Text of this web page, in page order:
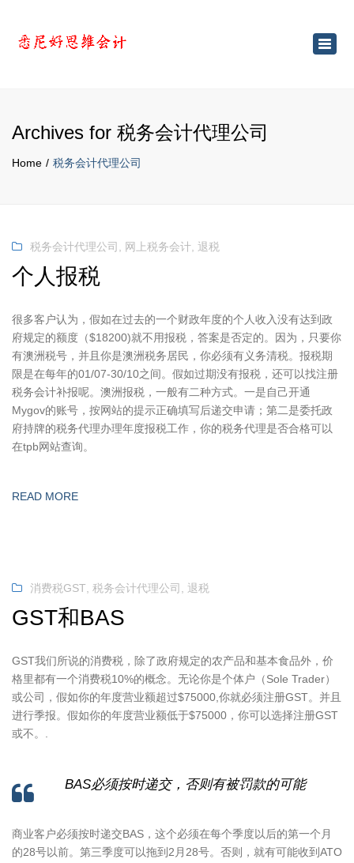
Archives for 税务会计代理公司
Home 税务会计代理公司
税务会计代理公司 网上税务会计 退税
个人报税
很多客户认为，假如在过去的一个财政年度的个人收入没有达到政
府规定的额度（$18200)就不用报税，答案是否定的。因为，只要你
有澳洲税号，并且你是澳洲税务居民，你必须有义务清税。报税期
限是在每年的01/07-30/10之间。假如过期没有报税，还可以找注册
税务会计补报呢。澳洲报税，一般有二种方式。一是自己开通
Mygov的账号，按网站的提示正确填写后递交申请；第二是委托政
府持牌的税务代理办理年度报税工作，你的税务代理是否合格可以
在tpb网站查询。
READ MORE
消费税GST 税务会计代理公司 退税
GST和BAS
GST我们所说的消费税，除了政府规定的农产品和基本食品外，价
格里都有一个消费税10%的概念。无论你是个体户（Sole Trader）
或公司，假如你的年度营业额超过$75000,你就必须注册GST。并且
进行季报。假如你的年度营业额低于$75000，你可以选择注册GST
或不。.
BAS必须按时递交，否则有被罚款的可能
商业客户必须按时递交BAS，这个必须在每个季度以后的第一个月
的28号以前。第三季度可以拖到2月28号。否则，就有可能收到ATO